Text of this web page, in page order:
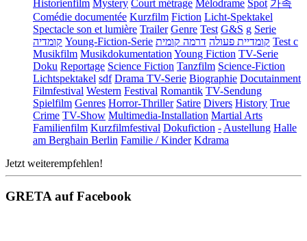
Historienfilm Mystery Court métrage Mélodrame Spot 가족
Comédie documentée Kurzfilm Fiction Licht-Spektakel
Spectacle son et lumière Trailer Genre Test G&S g Serie
קומדיה Young-Fiction-Serie קומדיית פעולה דרמה קומית
Test c
Musikfilm Musikdokumentation Young Fiction TV-Serie
Doku Reportage Science Fiction Tanzfilm Science-Fiction
Lichtspektakel sdf Drama TV-Serie Biographie Docutainment
Filmfestival Western Festival Romantik TV-Sendung
Spielfilm Genres Horror-Thriller Satire Divers History True
Crime TV-Show Multimedia-Installation Martial Arts
Familienfilm Kurzfilmfestival Dokufiction - Austellung Halle
am Berghain Berlin Familie / Kinder Kdrama
Jetzt weiterempfehlen!
GRETA auf Facebook